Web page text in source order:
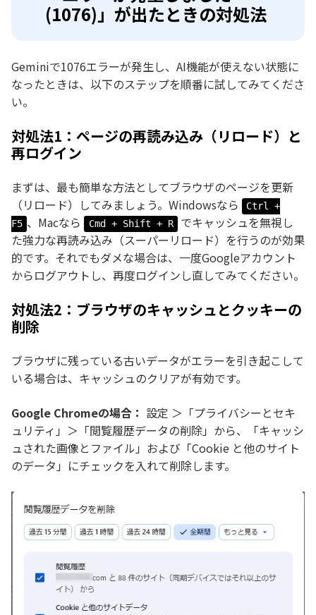
(1076)」が出たときの対処法
Geminiで1076エラーが発生し、AI機能が使えない状態に
なったときは、以下のステップを順番に試してみてくださ
い。
対処法1：ページの再読み込み（リロード）と
再ログイン
まずは、最も簡単な方法としてブラウザのページを更新
（リロード）してみましょう。Windowsなら
Ctrl +
F5 、Macなら Cmd + Shift + R
でキャッシュを無視し
た強力な再読み込み（スーパーリロード）を行うのが効果
的です。それでもダメな場合は、一度Googleアカウント
からログアウトし、再度ログインし直してみてください。
対処法2：ブラウザのキャッシュとクッキーの
削除
ブラウザに残っている古いデータがエラーを引き起こして
いる場合は、キャッシュのクリアが有効です。
Google Chromeの場合： 設定 ＞「プライバシーとセキ
ュリティ」＞「閲覧履歴データの削除」から、「キャッシ
ュされた画像とファイル」および「Cookie と他のサイト
のデータ」にチェックを入れて削除します。